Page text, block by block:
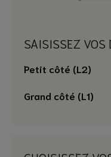
SAISISSEZ VOS
Petit côté (L2)
Grand côté (L1)